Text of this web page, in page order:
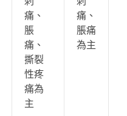
痛、
脹
痛、
撕裂
性疼
痛為
主
痛、
脹痛
為主